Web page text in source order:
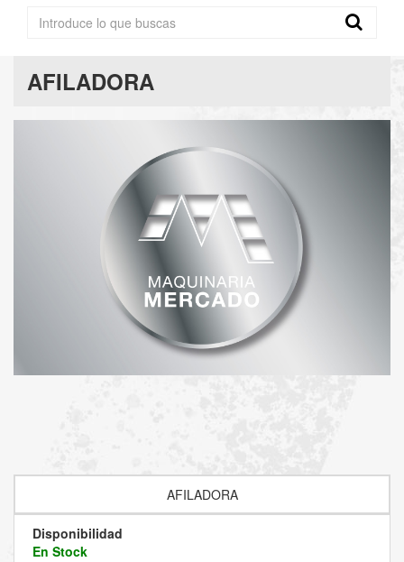
AFILADORA
AFILADORA
Disponibilidad
En Stock